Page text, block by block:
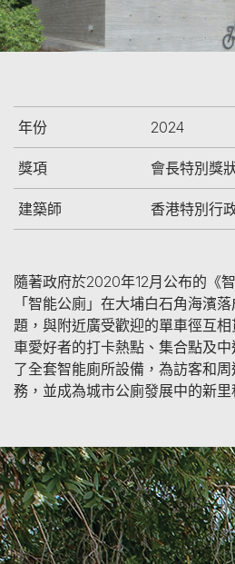
年份 2024
獎項 會長特別獎
建築師 香港特別行
隨著政府於2020年12月公布的《
「智能公廁」在大埔白石角海濱
題，與附近廣受歡迎的單車徑互
車愛好者的打卡熱點、集合點及
了全套智能廁所設備，為訪客和
務，並成為城市公廁發展中的新里